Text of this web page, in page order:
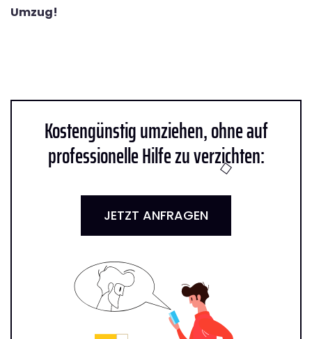
Umzug!
Kostengünstig umziehen, ohne auf
professionelle Hilfe zu verzichten:
JETZT ANFRAGEN